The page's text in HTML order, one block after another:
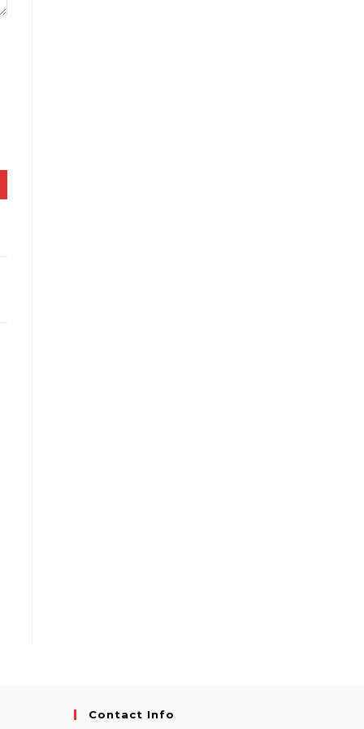
Contact Info